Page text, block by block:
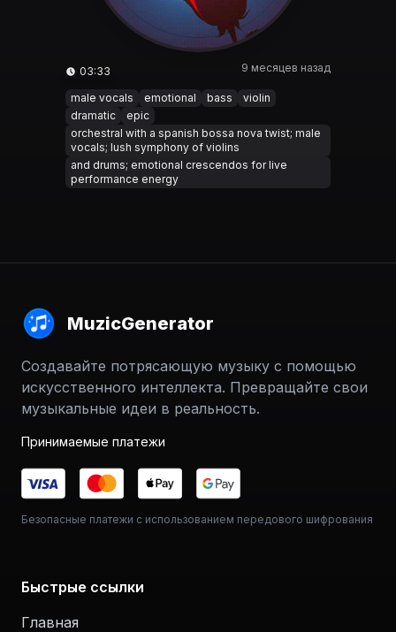
03:33 9 месяцев назад
male vocals emotional bass
violin
dramatic
epic
orchestral with a spanish bossa nova twist; male
vocals; lush symphony of violins
and drums; emotional crescendos for live
performance energy
MuzicGenerator
Создавайте потрясающую музыку с помощью
искусственного интеллекта. Превращайте свои
музыкальные идеи в реальность.
Принимаемые платежи
Безопасные платежи с использованием передового шифрования
Быстрые ссылки
Главная